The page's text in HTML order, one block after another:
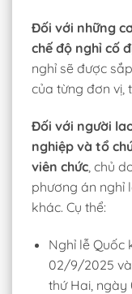
Đối với những
chế độ nghỉ cố
nghỉ sẽ được
của từng đơn vị,
Đối với người
nghiệp và tổ
viên chức, chủ
phương án nghỉ
khác. Cụ thể:
Nghỉ lễ Quốc
02/9/2025 và
thứ Hai,